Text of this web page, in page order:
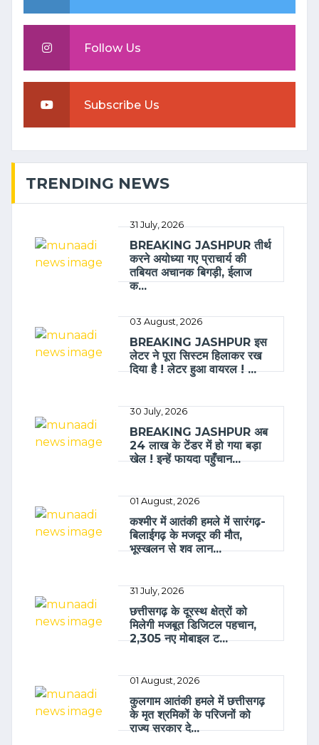
Follow Us
Subscribe Us
TRENDING NEWS
31 July, 2026
BREAKING JASHPUR तीर्थ
करने अयोध्या गए प्राचार्य की
तबियत अचानक बिगड़ी, ईलाज
क...
03 August, 2026
BREAKING JASHPUR इस
लेटर ने पूरा सिस्टम हिलाकर रख
दिया है ! लेटर हुआ वायरल ! ...
30 July, 2026
BREAKING JASHPUR अब
24 लाख के टेंडर में हो गया बड़ा
खेल ! इन्हें फायदा पहुँचान...
01 August, 2026
कश्मीर में आतंकी हमले में सारंगढ़-
बिलाईगढ़ के मजदूर की मौत,
भूस्खलन से शव लान...
31 July, 2026
छत्तीसगढ़ के दूरस्थ क्षेत्रों को
मिलेगी मजबूत डिजिटल पहचान,
2,305 नए मोबाइल ट...
01 August, 2026
कुलगाम आतंकी हमले में छत्तीसगढ़
के मृत श्रमिकों के परिजनों को
राज्य सरकार दे...